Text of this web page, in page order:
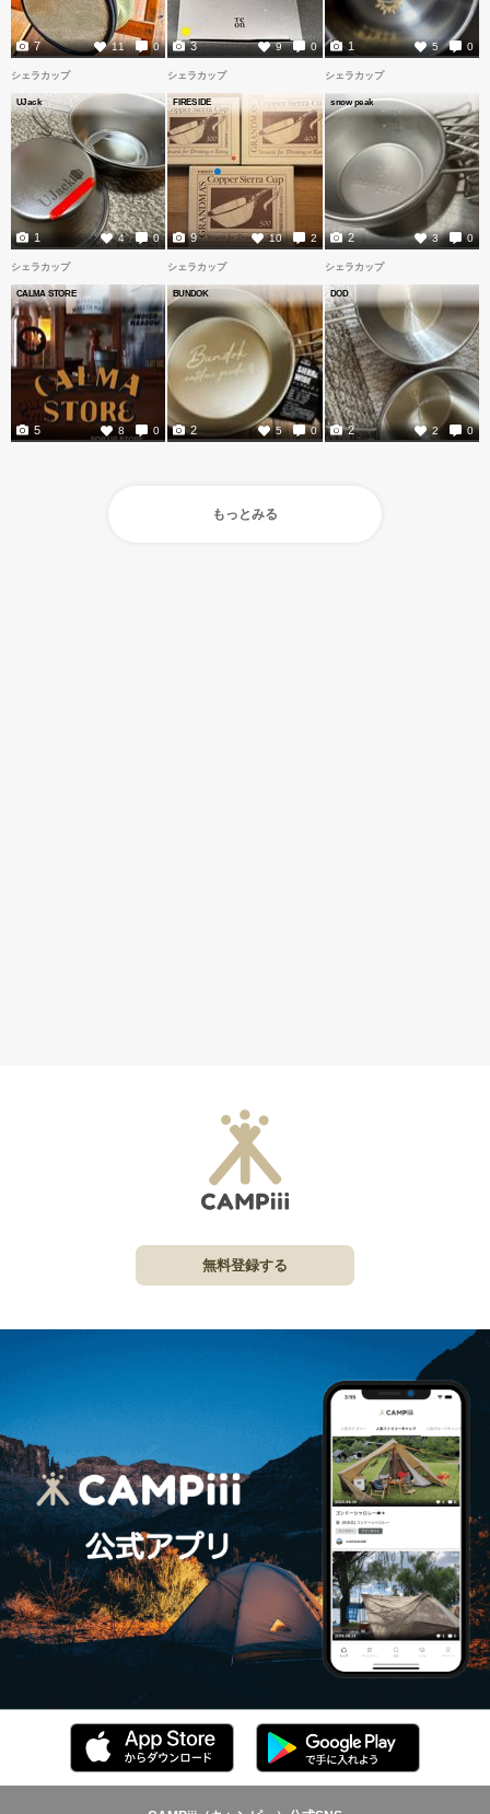
11 0
7 9 0
3 5 0
1
シェラカップ
UJack
4 0
1
シェラカップ
FIRESIDE
10 2
9
シェラカップ
snow peak
3 0
2
シェラカップ
CALMA STORE
8 0
5
シェラカップ
BUNDOK
5 0
2
シェラカップ
DOD
2 0
2
もっとみる
無料登録する